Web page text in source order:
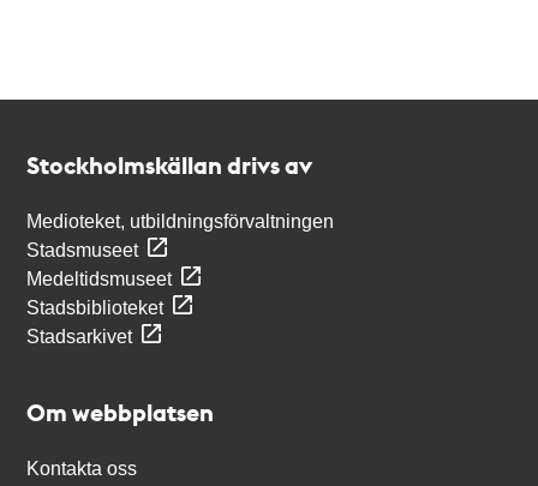
Stockholmskällan drivs av
Medioteket, utbildningsförvaltningen
Stadsmuseet
Medeltidsmuseet
Stadsbiblioteket
Stadsarkivet
Om webbplatsen
Kontakta oss